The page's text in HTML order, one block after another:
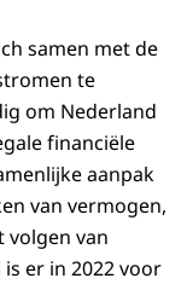
samen met de
te
om Nederland
financiële
aanpak
van vermogen,
volgen van
er in 2022 voor